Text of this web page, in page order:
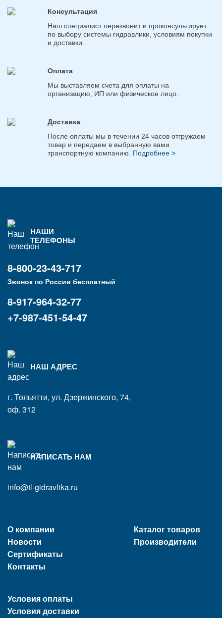
Консультация
Наш специалист перезвонит и проконсультирует
по выбору системы гидравлики, условиям покупки
и доставки.
Оплата
Мы выставляем счета для оплаты на
организацию, ИП или физическое лицо.
Доставка
После оплаты мы в течении 24 часов отгружаем
товар и передаем в выбранную вами
транспортную компанию. Подробнее >
НАШИ
ТЕЛЕФОНЫ
8-800-23-43-717
Звонок по России бесплатный
8-917-964-32-77
+7-987-451-54-47
НАШ АДРЕС
г. Тольятти, ул. Дзержинского, 74,
оф. 312
НАПИСАТЬ НАМ
info@tl-gidravlika.ru
О компании
Новости
Сертификаты
Контакты
Условия оплаты
Условия доставки
Каталог товаров
Производители